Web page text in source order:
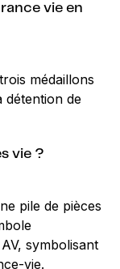
vie en
vie ?